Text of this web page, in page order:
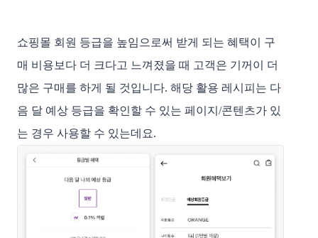
쇼핑몰 회원 등급을 높임으로써 받게 되는 혜택이 구
매 비용보다 더 크다고 느껴졌을 때 고객은 기꺼이 더
많은 구매를 하게 될 것입니다. 해당 활용 레시피는 다
음 달 예상 등급을 확인할 수 있는 페이지/콘텐츠가 있
는 경우 사용할 수 있는데요.